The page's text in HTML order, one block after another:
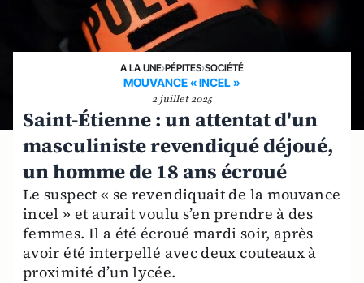
A LA UNE›PÉPITES›SOCIÉTÉ
MOUVANCE « INCEL »
2 juillet 2025
Saint-Étienne : un attentat d'un
masculiniste revendiqué déjoué,
un homme de 18 ans écroué
Le suspect « se revendiquait de la mouvance
incel » et aurait voulu s’en prendre à des
femmes. Il a été écroué mardi soir, après
avoir été interpellé avec deux couteaux à
proximité d’un lycée.